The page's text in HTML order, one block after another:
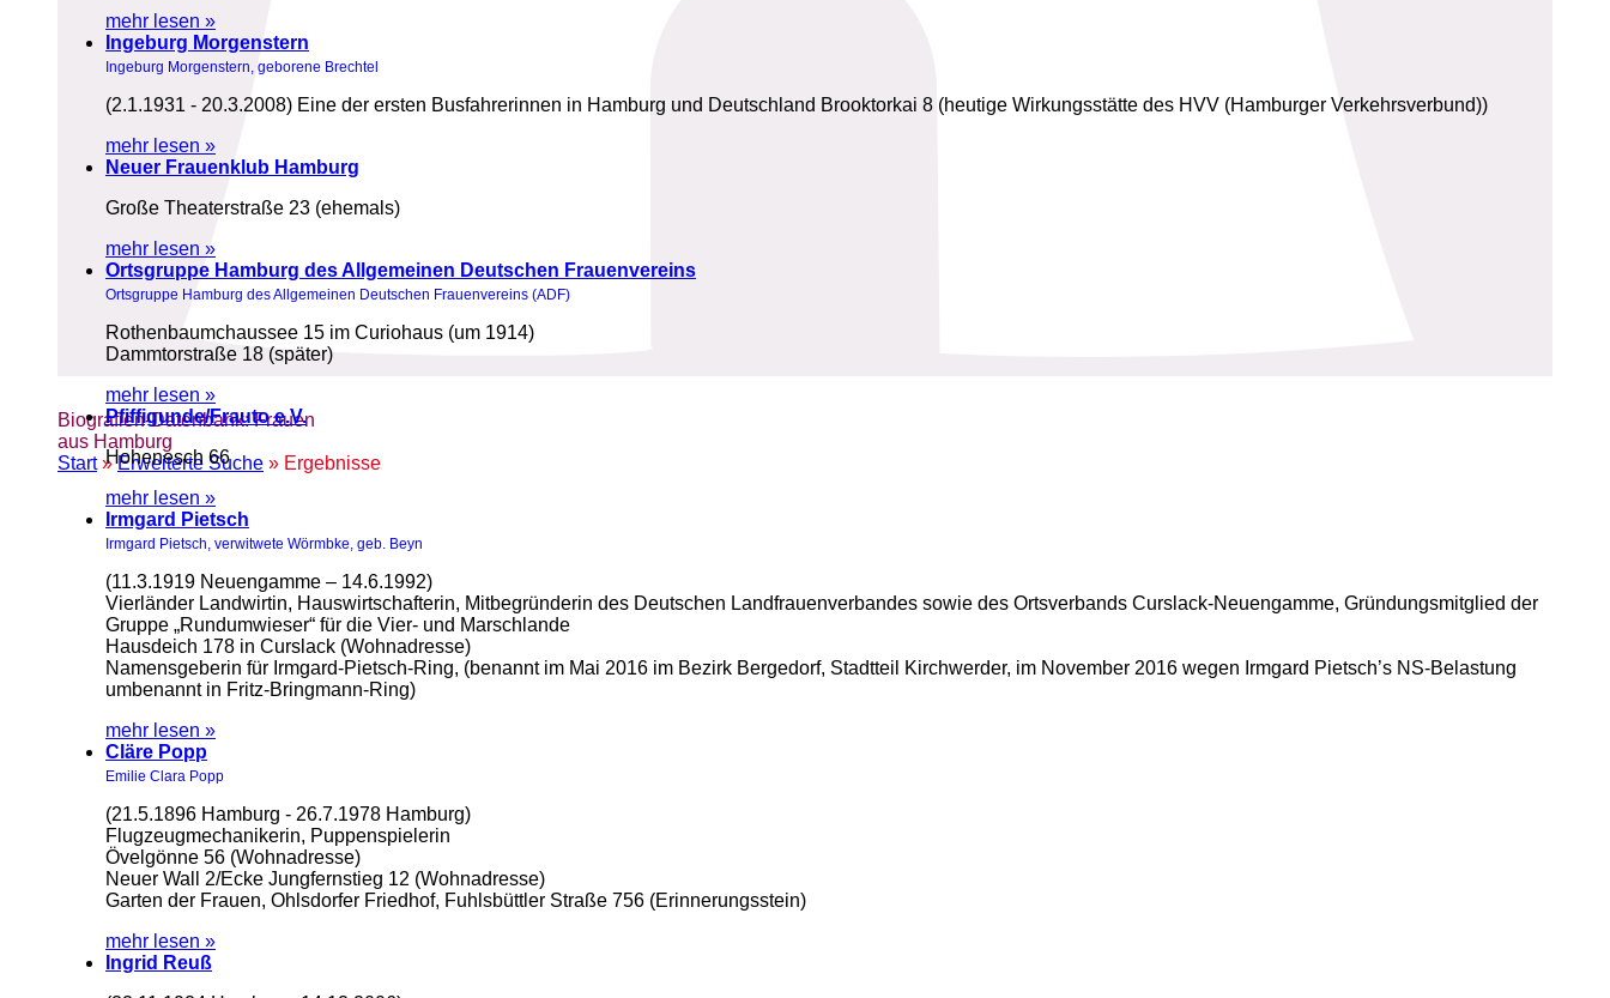
Biografien-Datenbank: Frauen
aus Hamburg
Start»Erweiterte Suche » Ergebnisse
mehr lesen »
Ingeburg Morgenstern
Ingeburg Morgenstern, geborene Brechtel
(2.1.1931 - 20.3.2008) Eine der ersten Busfahrerinnen in Hamburg und Deutschland Brooktorkai 8 (heutige Wirkungsstätte des HVV (Hamburger Verkehrsverbund))
mehr lesen »
Neuer Frauenklub Hamburg
Große Theaterstraße 23 (ehemals)
mehr lesen »
Ortsgruppe Hamburg des Allgemeinen Deutschen Frauenvereins
Ortsgruppe Hamburg des Allgemeinen Deutschen Frauenvereins (ADF)
Rothenbaumchaussee 15 im Curiohaus (um 1914)
Dammtorstraße 18 (später)
mehr lesen »
Pfiffigunde/Frauto e.V.
Hohenesch 66
mehr lesen »
Irmgard Pietsch
Irmgard Pietsch, verwitwete Wörmbke, geb. Beyn
(11.3.1919 Neuengamme – 14.6.1992)
Vierländer Landwirtin, Hauswirtschafterin, Mitbegründerin des Deutschen Landfrauenverbandes sowie des Ortsverbands Curslack-Neuengamme, Gründungsmitglied der
Gruppe „Rundumwieser“ für die Vier- und Marschlande
Hausdeich 178 in Curslack (Wohnadresse)
Namensgeberin für Irmgard-Pietsch-Ring, (benannt im Mai 2016 im Bezirk Bergedorf, Stadtteil Kirchwerder, im November 2016 wegen Irmgard Pietsch’s NS-Belastung
umbenannt in Fritz-Bringmann-Ring)
mehr lesen »
Cläre Popp
Emilie Clara Popp
(21.5.1896 Hamburg - 26.7.1978 Hamburg)
Flugzeugmechanikerin, Puppenspielerin
Övelgönne 56 (Wohnadresse)
Neuer Wall 2/Ecke Jungfernstieg 12 (Wohnadresse)
Garten der Frauen, Ohlsdorfer Friedhof, Fuhlsbüttler Straße 756 (Erinnerungsstein)
mehr lesen »
Ingrid Reuß